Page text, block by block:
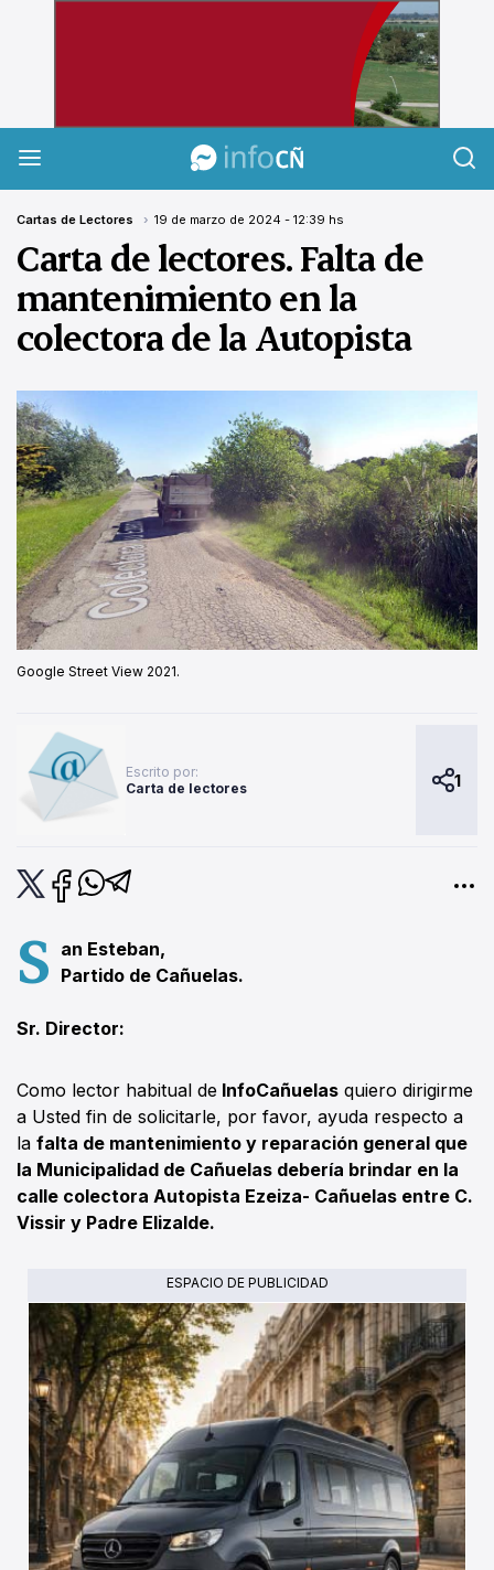
Cartas de Lectores 19 de marzo de 2024 - 12:39 hs
Carta de lectores. Falta de
mantenimiento en la
colectora de la Autopista
Google Street View 2021.
Escrito por:
Carta de lectores
1
S an Esteban,
Partido de Cañuelas.
Sr. Director:
Como lector habitual de InfoCañuelas quiero dirigirme
a Usted fin de solicitarle, por favor, ayuda respecto a
la falta de mantenimiento y reparación general que
la Municipalidad de Cañuelas debería brindar en la
calle colectora Autopista Ezeiza- Cañuelas entre C.
Vissir y Padre Elizalde.
ESPACIO DE PUBLICIDAD